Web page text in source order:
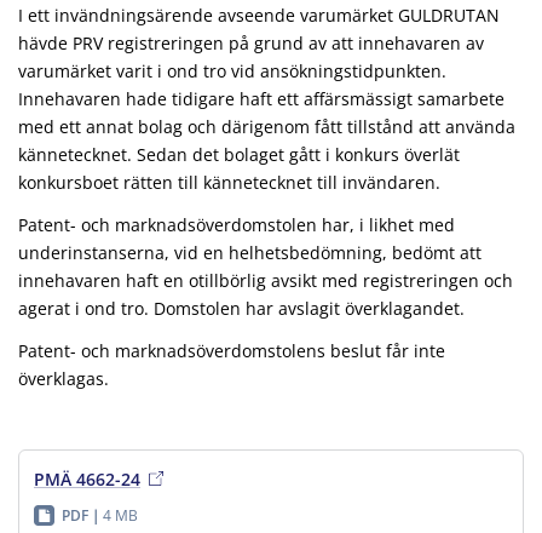
I ett invändningsärende avseende varumärket GULDRUTAN
hävde PRV registreringen på grund av att innehavaren av
varumärket varit i ond tro vid ansökningstidpunkten.
Innehavaren hade tidigare haft ett affärsmässigt samarbete
med ett annat bolag och därigenom fått tillstånd att använda
kännetecknet. Sedan det bolaget gått i konkurs överlät
konkursboet rätten till kännetecknet till invändaren.
Patent- och marknadsöverdomstolen har, i likhet med
underinstanserna, vid en helhetsbedömning, bedömt att
innehavaren haft en otillbörlig avsikt med registreringen och
agerat i ond tro. Domstolen har avslagit överklagandet.
Patent- och marknadsöverdomstolens beslut får inte
överklagas.
PMÄ 4662-24
PDF 4 MB